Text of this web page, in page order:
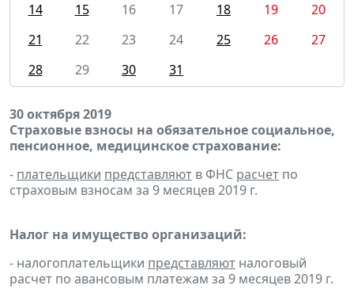
14
15 16 17 18 19
20
21
22 23 24 25 26
27
28
29 30 31
30 октября 2019
Страховые взносы на обязательное социальное,
пенсионное, медицинское страхование:
- плательщики представляют в ФНС расчет по
страховым взносам за 9 месяцев 2019 г.
Налог на имущество организаций:
- налогоплательщики представляют налоговый
расчет по авансовым платежам за 9 месяцев 2019 г.